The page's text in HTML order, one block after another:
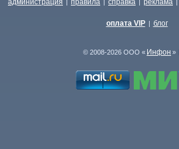
администрация | правила | справка | реклама |
оплата VIP | блог
© 2008-2026 ООО « Инфон »